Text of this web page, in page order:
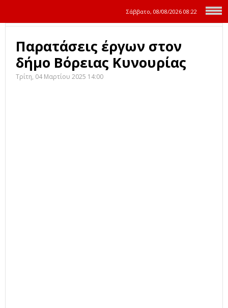
Σάββατο, 08/08/2026 08:22
Παρατάσεις έργων στον
δήμο Βόρειας Κυνουρίας
Τρίτη, 04 Μαρτίου 2025 14:00